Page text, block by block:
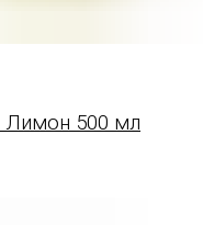
Лимон 500 мл